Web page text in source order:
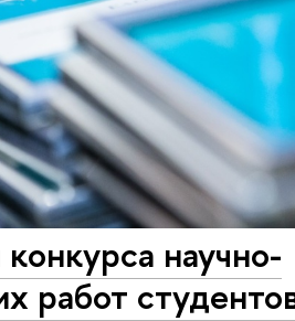
научно-
работ